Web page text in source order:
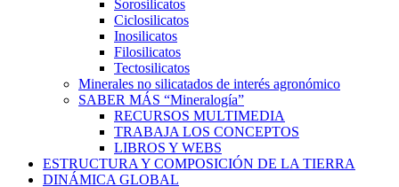
Sorosilicatos
Ciclosilicatos
Inosilicatos
Filosilicatos
Tectosilicatos
Minerales no silicatados de interés agronómico
SABER MÁS “Mineralogía”
RECURSOS MULTIMEDIA
TRABAJA LOS CONCEPTOS
LIBROS Y WEBS
ESTRUCTURA Y COMPOSICIÓN DE LA TIERRA
DINÁMICA GLOBAL